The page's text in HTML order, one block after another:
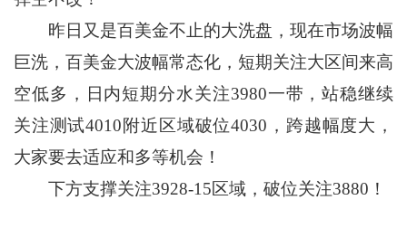
昨日又是百美金不止的大洗盘，现在市场波幅
巨洗，百美金大波幅常态化，短期关注大区间来高
空低多，日内短期分水关注3980一带，站稳继续
关注测试4010附近区域破位4030，跨越幅度大，
大家要去适应和多等机会！
下方支撑关注3928-15区域，破位关注3880！